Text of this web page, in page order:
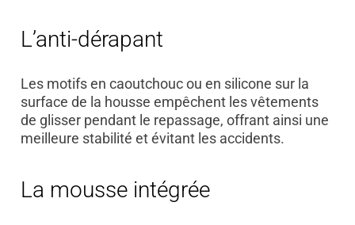
L’anti-dérapant
Les motifs en caoutchouc ou en silicone sur la
surface de la housse empêchent les vêtements
de glisser pendant le repassage, offrant ainsi une
meilleure stabilité et évitant les accidents.
La mousse intégrée